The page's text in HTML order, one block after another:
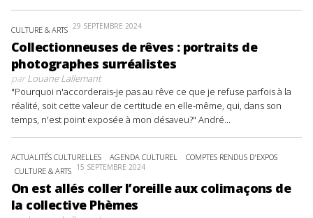
CULTURE & ARTS 29 SEPTEMBRE 2024
Collectionneuses de rêves : portraits de
photographes surréalistes
parLouane Lallemant
"Pourquoi n'accorderais-je pas au rêve ce que je refuse parfois à la
réalité, soit cette valeur de certitude en elle-même, qui, dans son
temps, n'est point exposée à mon désaveu?" André...
ACTUALITÉS CULTURELLES AGENDA CULTUREL
COMPTES RENDUS D'EXPOS
CULTURE & ARTS 15 SEPTEMBRE 2024
On est allés coller l’oreille aux colimaçons de
la collective Phèmes